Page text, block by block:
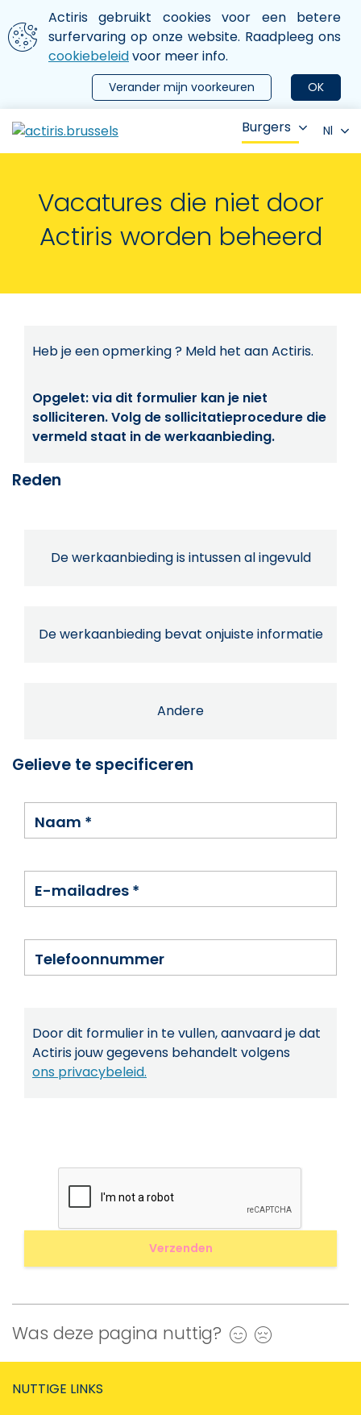
Aller au contenu principal
We gebruiken cookies
Actiris gebruikt cookies voor een betere
surfervaring op onze website. Raadpleeg ons
cookiebeleidvoor meer info.
OK
Verander mijn voorkeuren
le menu
Burgers Nl
Vacatures die niet door
Actiris worden beheerd
Heb je een opmerking ? Meld het aan Actiris.
Opgelet: via dit formulier kan je niet
solliciteren. Volg de sollicitatieprocedure die
vermeld staat in de werkaanbieding.
Reden
De werkaanbieding is intussen al ingevuld
De werkaanbieding bevat onjuiste informatie
Andere
Gelieve te specificeren
Naam *
E-mailadres *
Telefoonnummer
Door dit formulier in te vullen, aanvaard je dat
Actiris jouw gegevens behandelt volgens
ons privacybeleid.
Was deze pagina nuttig? Ja
NUTTIGE LINKS